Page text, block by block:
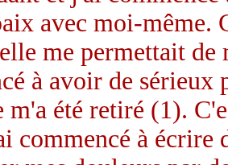
avec moi-même.
me permettait de
à avoir de
m'a été retiré (1).
commencé à écrire